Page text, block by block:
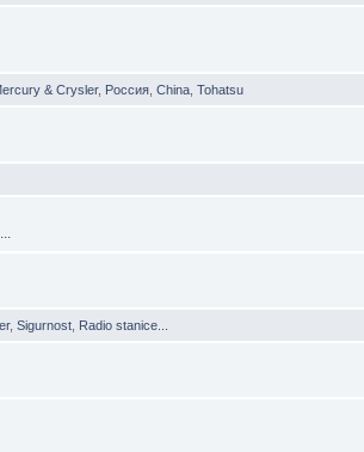
& Crysler, Россия China Tohatsu
, Sigurnost Radio stanice...